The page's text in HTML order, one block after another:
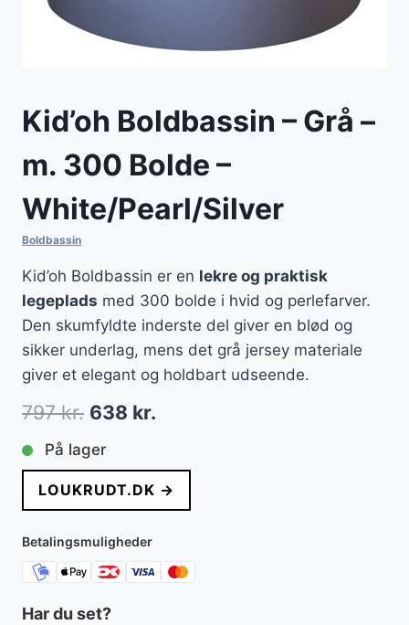
Kid’oh Boldbassin – Grå –
m. 300 Bolde –
White/Pearl/Silver
Boldbassin
Kid’oh Boldbassin er en lekre og praktisk
legeplads med 300 bolde i hvid og perlefarver.
Den skumfyldte inderste del giver en blød og
sikker underlag, mens det grå jersey materiale
giver et elegant og holdbart udseende.
797kr. Den
oprindelige
pris
var:
797 kr..
638 kr.
pris
er:
På lager
LOUKRUDT.DK →
Betalingsmuligheder
Har du set?